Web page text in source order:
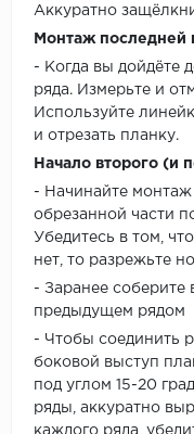
Аккуратно
Монтаж последней
- Когда вы дойдёте
ряда. Измерьте и
Используйте
и отрезать планку.
Начало второго (и
- Начинайте монтаж
обрезанной части
Убедитесь в том,
нет, то разрежьте
- Заранее соберите
предыдущем рядом
- Чтобы соединить
боковой выступ
под углом 15-20
ряды, аккуратно
каждого ряда,